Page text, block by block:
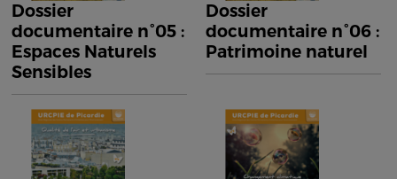
Dossier
documentaire n°05 :
Espaces Naturels
Sensibles
Dossier
documentaire n°06 :
Patrimoine naturel